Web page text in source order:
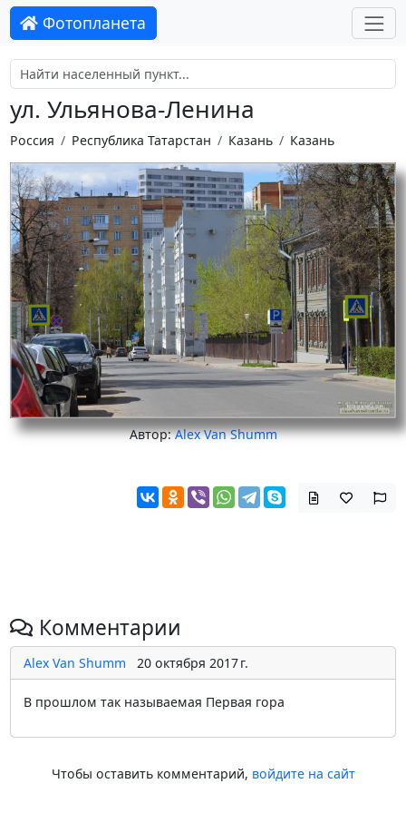
Фотопланета
ул. Ульянова-Ленина
Россия Республика Татарстан Казань Казань
Автор:Alex Van Shumm
Комментарии
Alex Van Shumm 20 октября 2017 г.
В прошлом так называемая Первая гора
Чтобы оставить комментарий, войдите на сайт